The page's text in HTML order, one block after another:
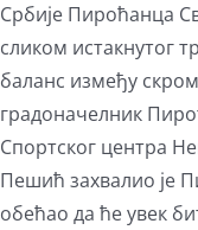
Србије Пироћанца
сликом истакнутог
баланс између
градоначелник
Спортског центра
Пешић захвалио је
обећао да ће увек